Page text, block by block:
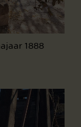
1888